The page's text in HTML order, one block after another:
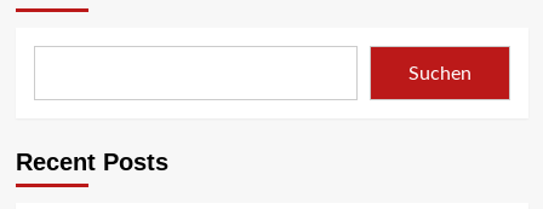
Suchen
Recent Posts